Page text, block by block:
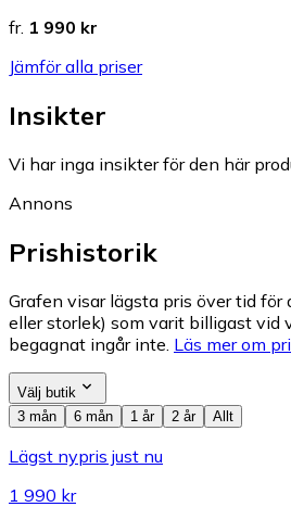
fr. 1 990 kr
Jämför alla priser
Insikter
Vi har inga insikter för den här
Annons
Prishistorik
Grafen visar lägsta pris över tid för
eller storlek) som varit billigast vid
begagnat ingår inte. Läs mer om
Välj butik
3 mån
6 mån 1 år 2 år Allt
Lägst nypris just nu
1 990 kr